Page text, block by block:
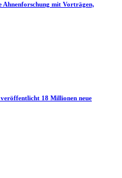
Ahnenforschung mit Vorträgen,
18 Millionen neue